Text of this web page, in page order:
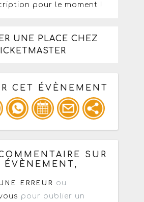
pour le moment !
UNE PLACE CHEZ
CET ÉVÈNEMENT
infos ci-dessous pour un
/ réseau social
SUR
ÉVÈNEMENT,
ERREUR
ou
pour publier un